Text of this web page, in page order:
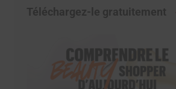
Téléchargez-le gratuitement